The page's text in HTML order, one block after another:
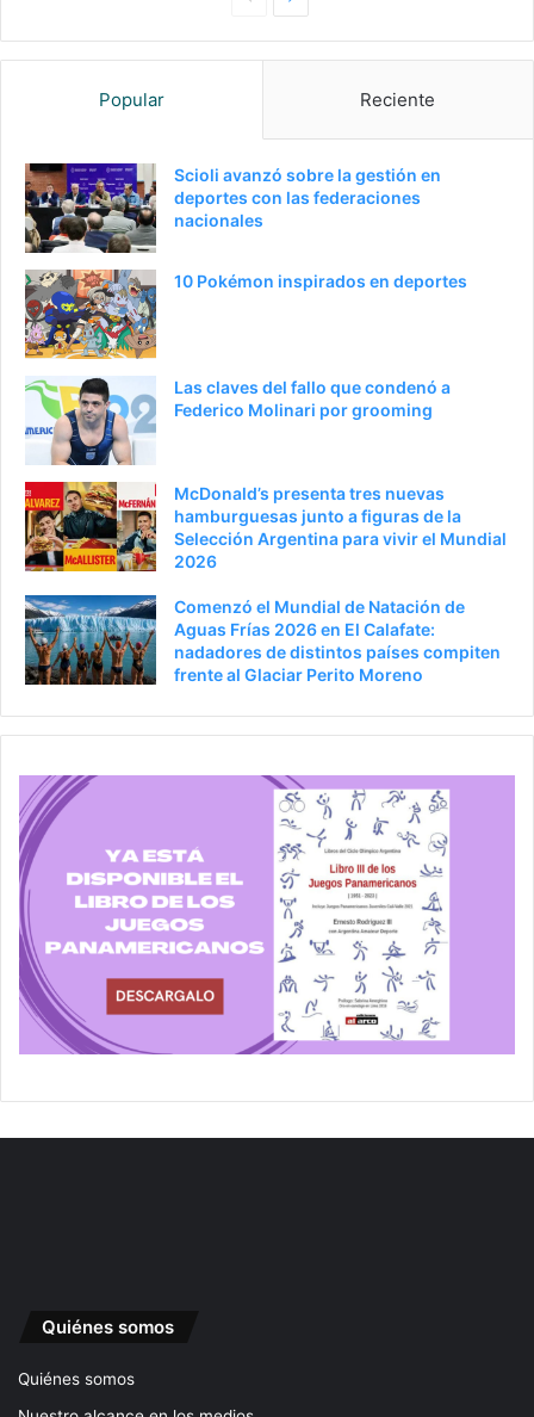
g
a
n
o
g
n
i
Popular Reciente
Scioli avanzó sobre la gestión en
deportes con las federaciones
nacionales
10 Pokémon inspirados en deportes
Las claves del fallo que condenó a
Federico Molinari por grooming
McDonald’s presenta tres nuevas
hamburguesas junto a figuras de la
Selección Argentina para vivir el Mundial
2026
Comenzó el Mundial de Natación de
Aguas Frías 2026 en El Calafate:
nadadores de distintos países compiten
frente al Glaciar Perito Moreno
Quiénes somos
Quiénes somos